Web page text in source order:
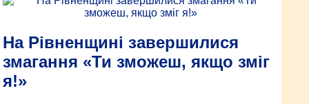
На Рівненщині завершилися
змагання «Ти зможеш, якщо зміг
я!»